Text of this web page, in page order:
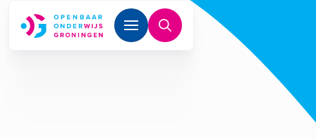
Overslaan en naar de inhoud gaan